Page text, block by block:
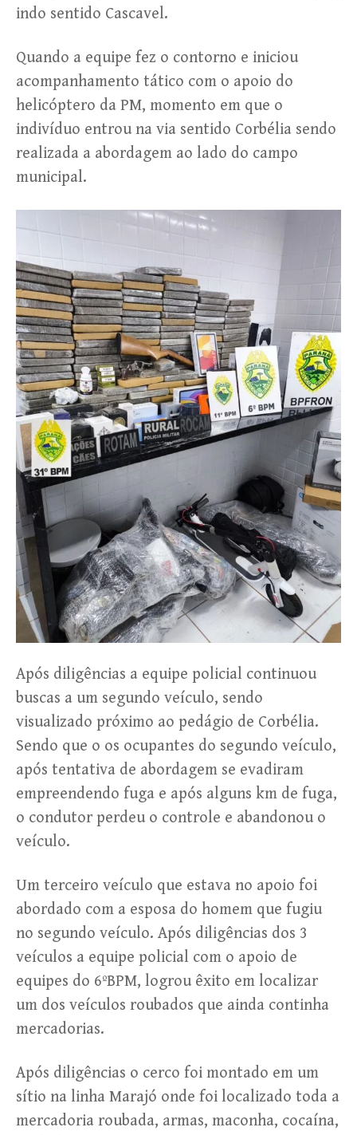
indo sentido Cascavel.
Quando a equipe fez o contorno e iniciou
acompanhamento tático com o apoio do
helicóptero da PM, momento em que o
indivíduo entrou na via sentido Corbélia sendo
realizada a abordagem ao lado do campo
municipal.
Após diligências a equipe policial continuou
buscas a um segundo veículo, sendo
visualizado próximo ao pedágio de Corbélia.
Sendo que o os ocupantes do segundo veículo,
após tentativa de abordagem se evadiram
empreendendo fuga e após alguns km de fuga,
o condutor perdeu o controle e abandonou o
veículo.
Um terceiro veículo que estava no apoio foi
abordado com a esposa do homem que fugiu
no segundo veículo. Após diligências dos 3
veículos a equipe policial com o apoio de
equipes do 6ºBPM, logrou êxito em localizar
um dos veículos roubados que ainda continha
mercadorias.
Após diligências o cerco foi montado em um
sítio na linha Marajó onde foi localizado toda a
mercadoria roubada, armas, maconha, cocaína,